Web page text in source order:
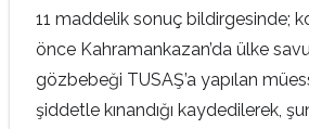
11 maddelik sonuç bildirgesinde;
önce Kahramankazan’da ülke
gözbebeği TUSAŞ’a yapılan
şiddetle kınandığı kaydedilerek,